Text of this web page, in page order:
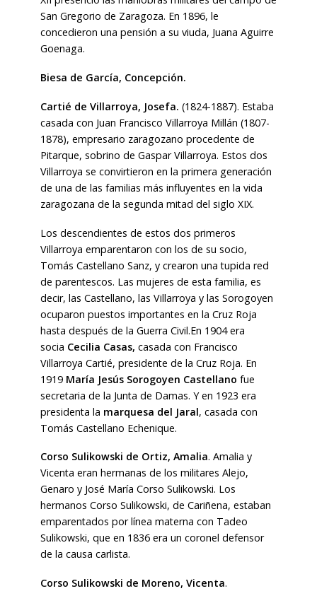
San Gregorio de Zaragoza. En 1896, le
concedieron una pensión a su viuda, Juana Aguirre
Goenaga.
Biesa de García, Concepción.
Cartié de Villarroya, Josefa. (1824-1887). Estaba
casada con Juan Francisco Villarroya Millán (1807-
1878), empresario zaragozano procedente de
Pitarque, sobrino de Gaspar Villarroya. Estos dos
Villarroya se convirtieron en la primera generación
de una de las familias más influyentes en la vida
zaragozana de la segunda mitad del siglo XIX.
Los descendientes de estos dos primeros
Villarroya emparentaron con los de su socio,
Tomás Castellano Sanz, y crearon una tupida red
de parentescos. Las mujeres de esta familia, es
decir, las Castellano, las Villarroya y las Sorogoyen
ocuparon puestos importantes en la Cruz Roja
hasta después de la Guerra Civil.En 1904 era
socia Cecilia Casas, casada con Francisco
Villarroya Cartié, presidente de la Cruz Roja. En
1919 María Jesús Sorogoyen Castellano fue
secretaria de la Junta de Damas. Y en 1923 era
presidenta la marquesa del Jaral, casada con
Tomás Castellano Echenique.
Corso Sulikowski de Ortiz, Amalia. Amalia y
Vicenta eran hermanas de los militares Alejo,
Genaro y José María Corso Sulikowski. Los
hermanos Corso Sulikowski, de Cariñena, estaban
emparentados por línea materna con Tadeo
Sulikowski, que en 1836 era un coronel defensor
de la causa carlista.
Corso Sulikowski de Moreno, Vicenta.